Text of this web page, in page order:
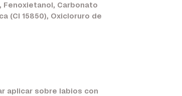
Carbonato
(CI 15850), Oxicloruro de
aplicar sobre labios con